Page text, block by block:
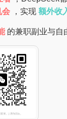
会 ，实现 额外收
的兼职副业与自